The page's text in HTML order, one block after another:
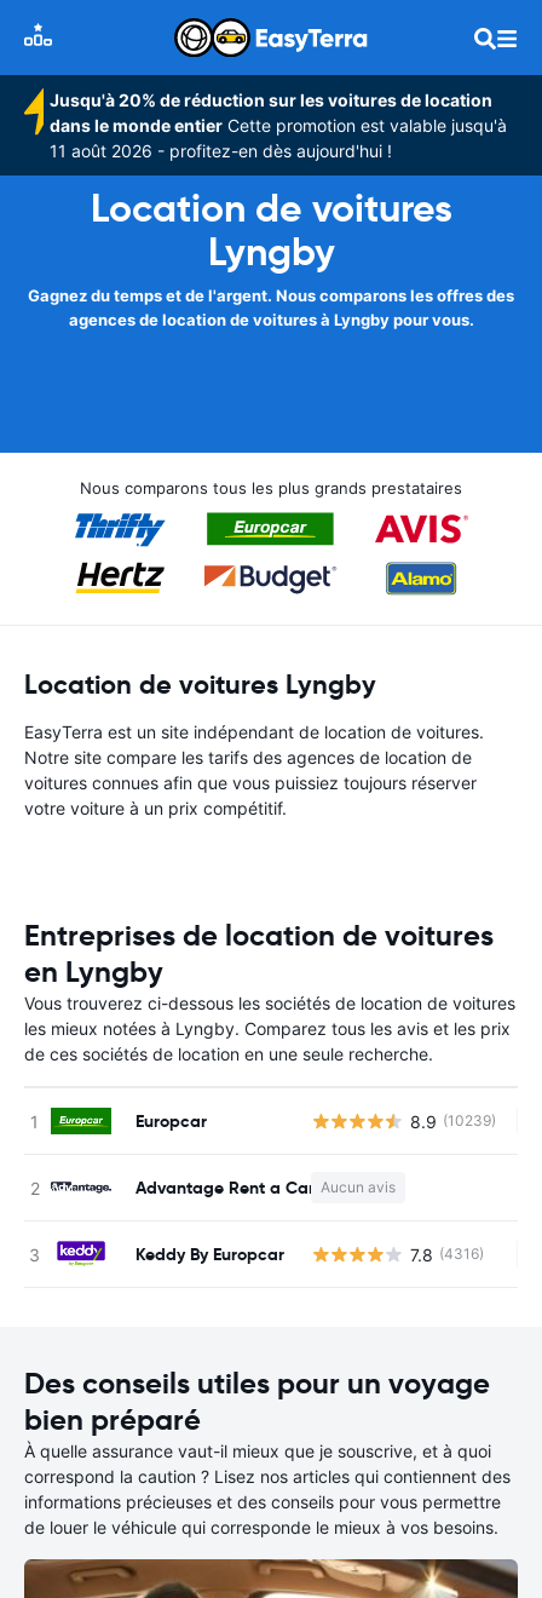
Jusqu'à 20% de réduction sur les voitures de location
dans le monde entier Cette promotion est valable jusqu'à
11 août 2026 - profitez-en dès aujourd'hui !
Location de voitures
Lyngby
Gagnez du temps et de l'argent. Nous comparons les offres des
agences de location de voitures à Lyngby pour vous.
Nous comparons tous les plus grands prestataires
Location de voitures Lyngby
EasyTerra est un site indépendant de location de voitures.
Notre site compare les tarifs des agences de location de
voitures connues afin que vous puissiez toujours réserver
votre voiture à un prix compétitif.
Entreprises de location de voitures
en Lyngby
Vous trouverez ci-dessous les sociétés de location de voitures
les mieux notées à Lyngby. Comparez tous les avis et les prix
de ces sociétés de location en une seule recherche.
Europcar 8.9 (10239)
Advantage Rent a Car Aucun avis
Keddy By Europcar 7.8 (4316)
Des conseils utiles pour un voyage
bien préparé
À quelle assurance vaut-il mieux que je souscrive, et à quoi
correspond la caution ? Lisez nos articles qui contiennent des
informations précieuses et des conseils pour vous permettre
de louer le véhicule qui corresponde le mieux à vos besoins.